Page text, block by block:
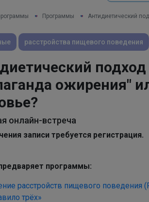
Программы Антидиетический
расстройства пищевого поведения
ожирения"
онлайн-встреча
записи требуется регистрация.
программы:
расстройств пищевого
трёх»